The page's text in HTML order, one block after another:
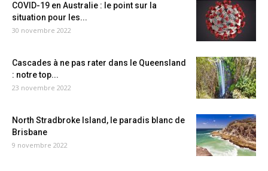
COVID-19 en Australie : le point sur la
situation pour les...
30 novembre 2022
Cascades à ne pas rater dans le Queensland
: notre top...
23 novembre 2022
North Stradbroke Island, le paradis blanc de
Brisbane
9 novembre 2022